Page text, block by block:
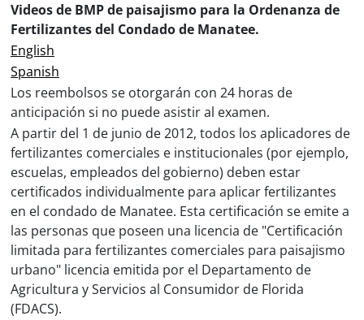
Videos de BMP de paisajismo para la Ordenanza de
Fertilizantes del Condado de Manatee.
English
Spanish
Los reembolsos se otorgarán con 24 horas de
anticipación si no puede asistir al examen.
A partir del 1 de junio de 2012, todos los aplicadores de
fertilizantes comerciales e institucionales (por ejemplo,
escuelas, empleados del gobierno) deben estar
certificados individualmente para aplicar fertilizantes
en el condado de Manatee. Esta certificación se emite a
las personas que poseen una licencia de "Certificación
limitada para fertilizantes comerciales para paisajismo
urbano" licencia emitida por el Departamento de
Agricultura y Servicios al Consumidor de Florida
(FDACS).